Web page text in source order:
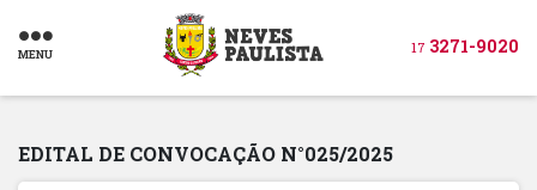
MENU 17 3271-9020
EDITAL DE CONVOCAÇÃO N°025/2025